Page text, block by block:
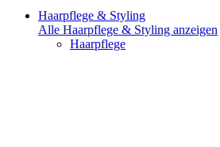
Haarpflege & Styling
Alle Haarpflege & Styling anzeigen
Haarpflege